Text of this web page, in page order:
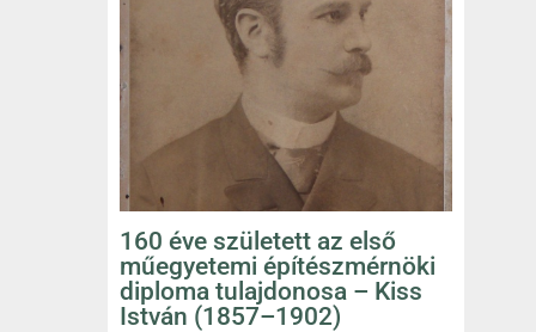
160 éve született az első
műegyetemi építészmérnöki
diploma tulajdonosa – Kiss
István (1857–1902)